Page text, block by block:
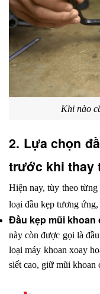
Khi nào
2. Lựa chọn
trước khi thay
Hiện nay, tùy theo từng
loại đầu kẹp tương ứng,
Đầu kẹp mũi khoan
này còn được gọi là
loại máy khoan xoay
siết cao, giữ mũi khoan